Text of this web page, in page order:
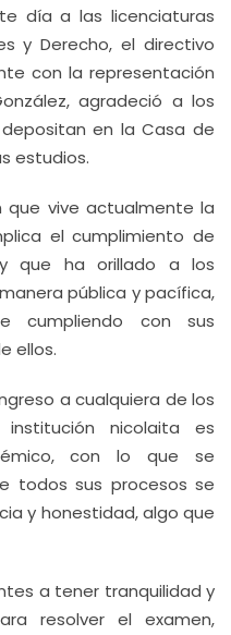
día a las licenciaturas
y Derecho, el directivo
con la representación
agradeció a los
en la Casa de
estudios.
que vive actualmente la
el cumplimiento de
que ha orillado a los
pública y pacífica,
cumpliendo con sus
ellos.
a cualquiera de los
nicolaita es
con lo que se
todos sus procesos se
y honestidad, algo que
a tener tranquilidad y
resolver el examen,